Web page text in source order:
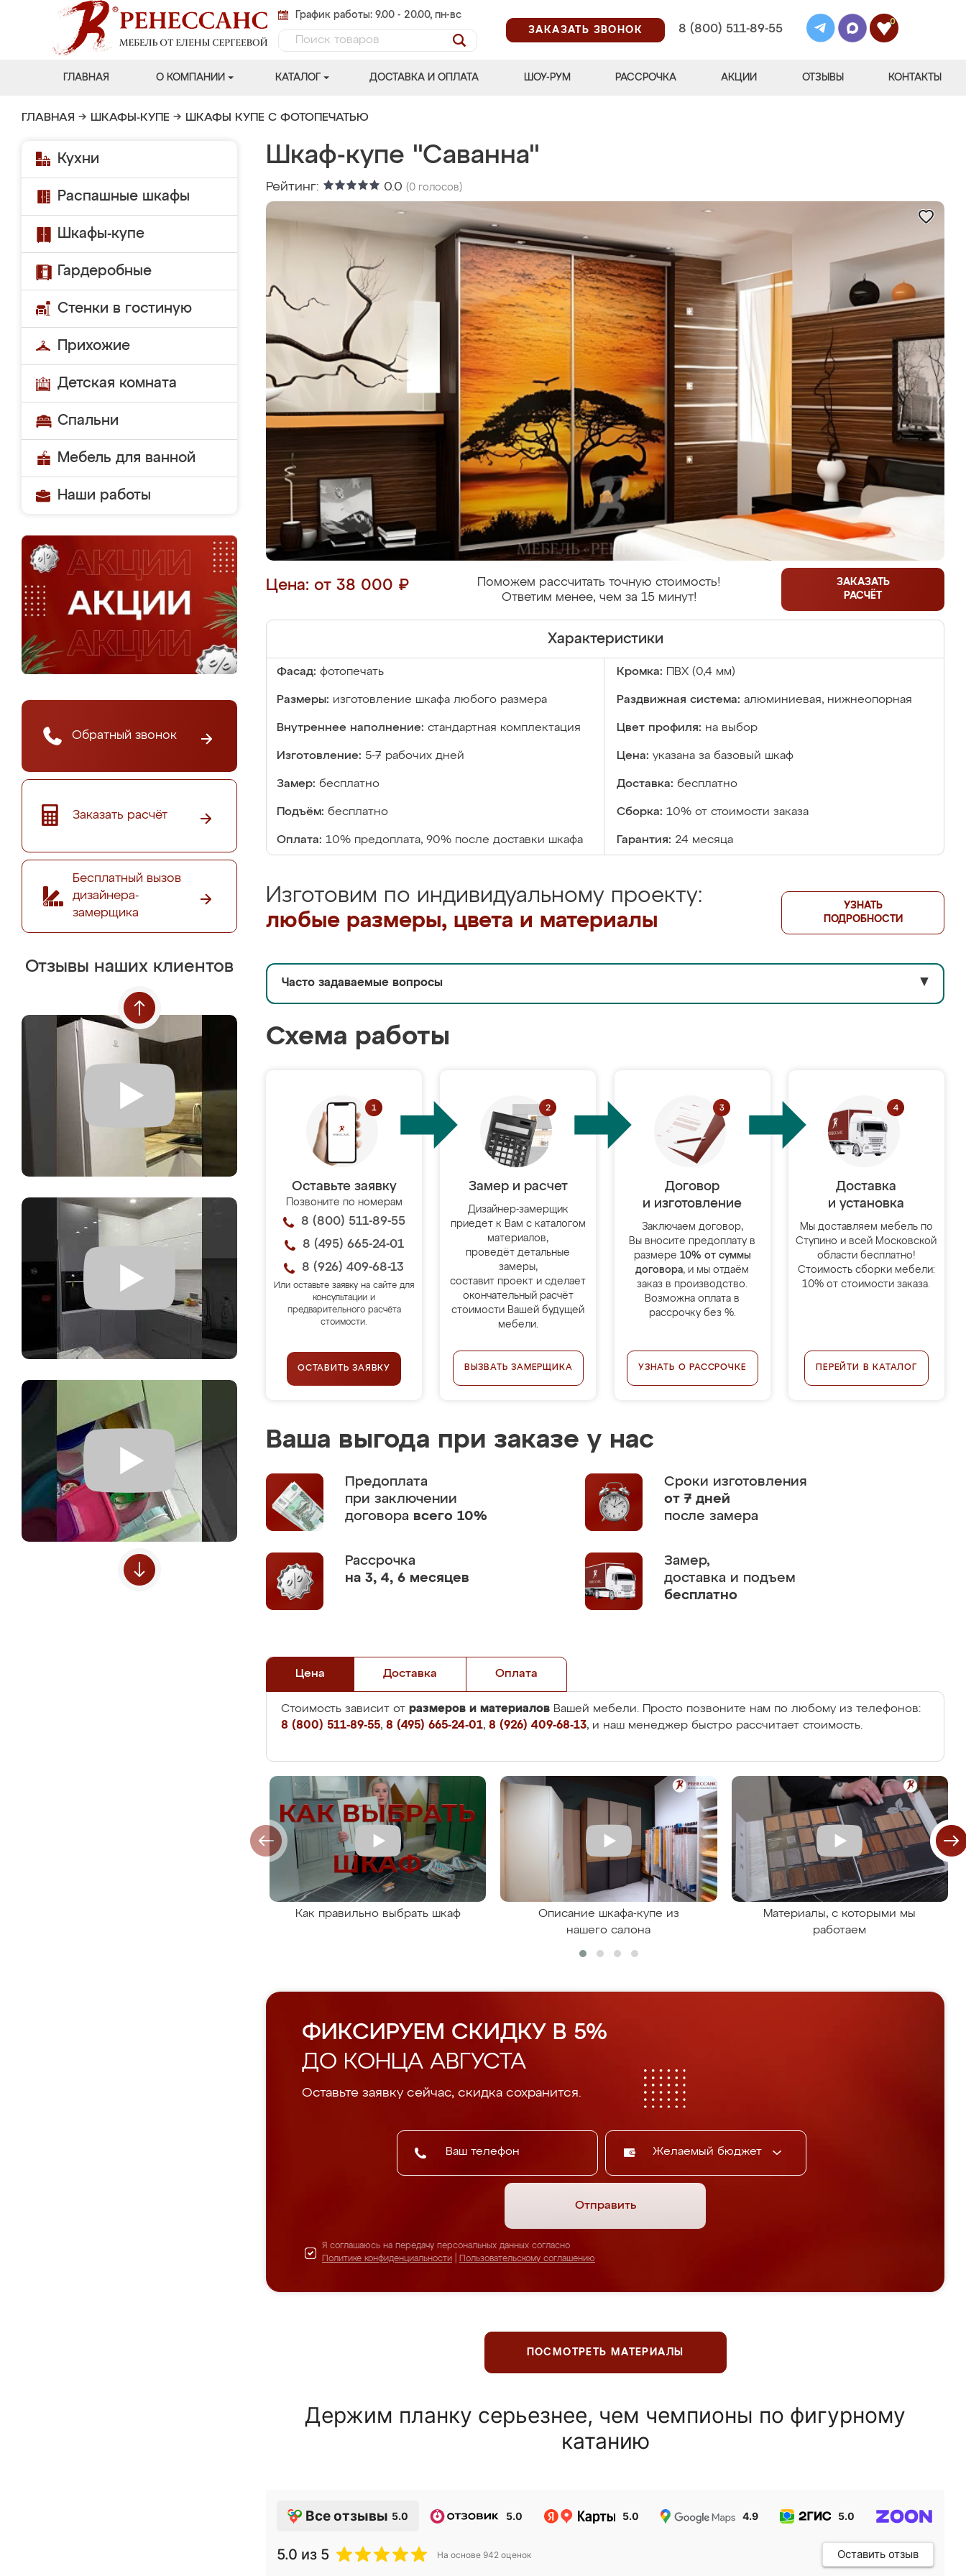
График работы: 9.00 - 20.00, пн-вс
ЗАКАЗАТЬ ЗВОНОК
8 (800) 511-89-55
0
ГЛАВНАЯ О КОМПАНИИ КАТАЛОГ ДОСТАВКА И ОПЛАТА ШОУ-РУМ РАССРОЧКА АКЦИИ ОТЗЫВЫ КОНТАКТЫ
ГЛАВНАЯ → ШКАФЫ-КУПЕ → ШКАФЫ КУПЕ С ФОТОПЕЧАТЬЮ
Кухни
Распашные шкафы
Шкафы-купе
Гардеробные
Стенки в гостиную
Прихожие
Детская комната
Спальни
Мебель для ванной
Наши работы
Обратный звонок
Заказать расчёт
Бесплатный вызов
дизайнера-
замерщика
Отзывы наших клиентов
Шкаф-купе "Саванна"
Рейтинг: 0.0 (0 голосов)
Цена: от 38 000 ₽
Поможем рассчитать точную стоимость!
Ответим менее, чем за 15 минут!
ЗАКАЗАТЬ
РАСЧЁТ
Характеристики
Фасад: фотопечать Кромка: ПВХ (0,4 мм)
Размеры: изготовление шкафа любого размера Раздвижная система: алюминиевая, нижнеопорная
Внутреннее наполнение: стандартная комплектация Цвет профиля: на выбор
Изготовление: 5-7 рабочих дней Цена: указана за базовый шкаф
Замер: бесплатно Доставка: бесплатно
Подъём: бесплатно Сборка: 10% от стоимости заказа
Оплата: 10% предоплата, 90% после доставки шкафа Гарантия: 24 месяца
Изготовим по индивидуальному проекту:
любые размеры, цвета и материалы
УЗНАТЬ
ПОДРОБНОСТИ
Часто задаваемые вопросы ▼
Схема работы
Оставьте заявку
Позвоните по номерам
8 (800) 511-89-55
8 (495) 665-24-01
8 (926) 409-68-13
Или оставьте заявку на сайте для
консультации и
предварительного расчёта
стоимости.
ОСТАВИТЬ ЗАЯВКУ
Замер и расчет
Дизайнер-замерщик
приедет к Вам с каталогом
материалов,
проведёт детальные
замеры,
составит проект и сделает
окончательный расчёт
стоимости Вашей будущей
мебели.
ВЫЗВАТЬ ЗАМЕРЩИКА
Договор
и изготовление
Заключаем договор,
Вы вносите предоплату в
размере 10% от суммы
договора, и мы отдаём
заказ в производство.
Возможна оплата в
рассрочку без %.
УЗНАТЬ О РАССРОЧКЕ
Доставка
и установка
Мы доставляем мебель по
Ступино и всей Московской
области бесплатно!
Стоимость сборки мебели:
10% от стоимости заказа.
ПЕРЕЙТИ В КАТАЛОГ
Ваша выгода при заказе у нас
Предоплата
при заключении
договора всего 10%
Сроки изготовления
от 7 дней
после замера
Рассрочка
на 3, 4, 6 месяцев
Замер,
доставка и подъем
бесплатно
Цена Доставка Оплата
Стоимость зависит от размеров и материалов Вашей мебели. Просто позвоните нам по любому из телефонов:
8 (800) 511-89-55, 8 (495) 665-24-01, 8 (926) 409-68-13, и наш менеджер быстро рассчитает стоимость.
Как правильно выбрать шкаф
Описание шкафа-купе из
нашего салона
Материалы, с которыми мы
работаем
ФИКСИРУЕМ СКИДКУ В 5%
ДО КОНЦА АВГУСТА
Оставьте заявку сейчас, скидка сохранится.
Желаемый бюджет
Отправить
Я соглашаюсь на передачу персональных данных согласно
Политике конфиденциальности
Пользовательскому соглашению
ПОСМОТРЕТЬ МАТЕРИАЛЫ
Держим планку серьезнее, чем чемпионы по фигурному
катанию
Все отзывы 5.0 5.0 5.0 4.9 5.0
5.0 из 5 На основе 942 оценок Оставить отзыв